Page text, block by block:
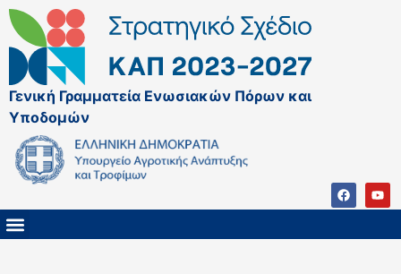
Γενική Γραμματεία Ενωσιακών Πόρων και
Υποδομών